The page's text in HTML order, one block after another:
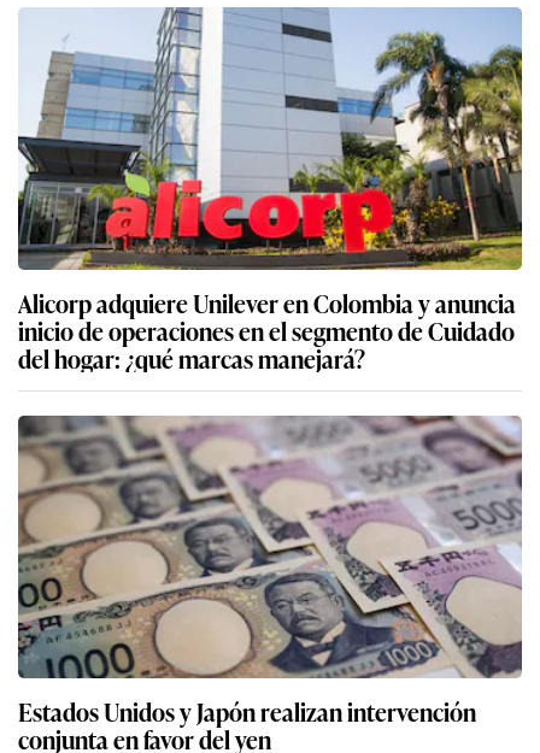
Alicorp adquiere Unilever en Colombia y anuncia
inicio de operaciones en el segmento de Cuidado
del hogar: ¿qué marcas manejará?
Estados Unidos y Japón realizan intervención
conjunta en favor del yen